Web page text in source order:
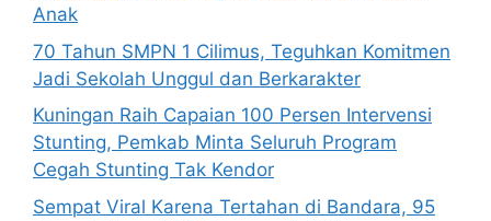
Anak
70 Tahun SMPN 1 Cilimus, Teguhkan Komitmen
Jadi Sekolah Unggul dan Berkarakter
Kuningan Raih Capaian 100 Persen Intervensi
Stunting, Pemkab Minta Seluruh Program
Cegah Stunting Tak Kendor
Sempat Viral Karena Tertahan di Bandara, 95